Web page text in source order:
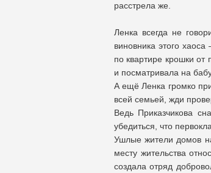
расстрела же.
Ленка всегда не
виновника этого
по квартире крошки
и посматривала на
А ещё Ленка громко
всей семьей, жди
Ведь Приказчикова
убедиться, что
Ушлые жители домов
месту жительства
создала отряд